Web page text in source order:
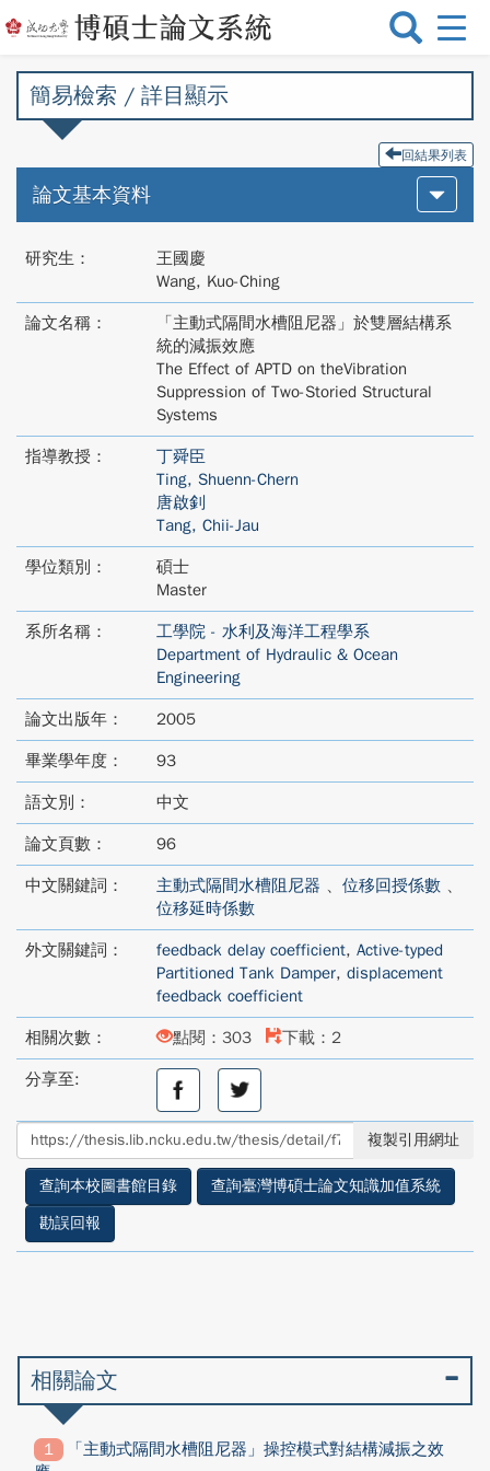
選
切
簡易檢索 / 詳目顯示
回結果列表
論文基本資料
研究生：
王國慶
Wang, Kuo-Ching
論文名稱：
「主動式隔間水槽阻尼器」於雙層結構系
統的減振效應
The Effect of APTD on theVibration
Suppression of Two-Storied Structural
Systems
指導教授：
丁舜臣
Ting, Shuenn-Chern
唐啟釗
Tang, Chii-Jau
學位類別：
碩士
Master
系所名稱：
工學院 - 水利及海洋工程學系
Department of Hydraulic & Ocean
Engineering
論文出版年： 2005
畢業學年度： 93
語文別： 中文
論文頁數： 96
中文關鍵詞： 主動式隔間水槽阻尼器 、 位移回授係數 、
位移延時係數
外文關鍵詞： feedback delay coefficient, Active-typed
Partitioned Tank Damper, displacement
feedback coefficient
相關次數： 點閱：303 下載：2
分享至:
分
至
facebook
分
享
至
twitter
複製引用網址
查詢本校圖書館目錄
查詢臺灣博碩士論文知識加值系統
勘誤回報
相關論文
「主動式隔間水槽阻尼器」操控模式對結構減振之效